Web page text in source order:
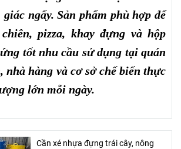
giác ngấy. Sản phẩm phù hợp để
pizza, khay đựng và hộp
tốt nhu cầu sử dụng tại quán
nhà hàng và cơ sở chế biến thực
lớn mỗi ngày.
Cần xé nhựa đựng trái cây, nông